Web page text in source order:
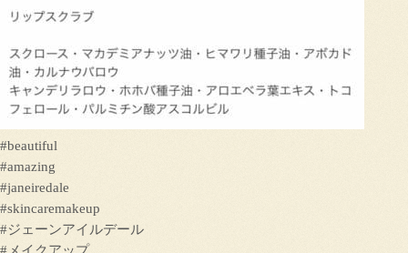
#beautiful
#amazing
#janeiredale
#skincaremakeup
#ジェーンアイルデール